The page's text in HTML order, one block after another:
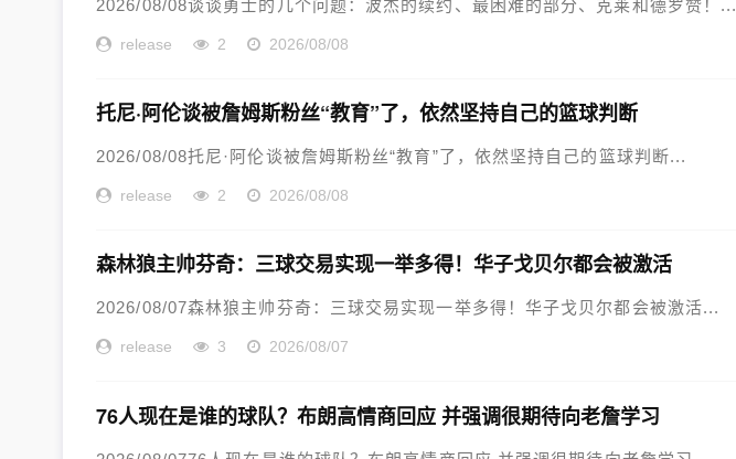
2026/08/08谈谈勇士的几个问题：波杰的续约、最困难的部分、克莱和德罗赞！...
release 2 2026/08/08
托尼·阿伦谈被詹姆斯粉丝“教育”了，依然坚持自己的篮球判断
2026/08/08托尼·阿伦谈被詹姆斯粉丝“教育”了，依然坚持自己的篮球判断...
release 2 2026/08/08
森林狼主帅芬奇：三球交易实现一举多得！华子戈贝尔都会被激活
2026/08/07森林狼主帅芬奇：三球交易实现一举多得！华子戈贝尔都会被激活...
release 3 2026/08/07
76人现在是谁的球队？布朗高情商回应 并强调很期待向老詹学习